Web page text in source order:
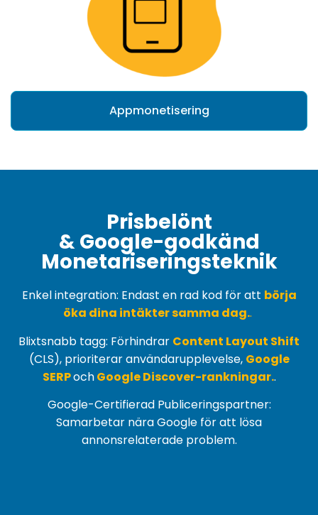
Appmonetisering
Prisbelönt
& Google-godkänd
Monetariseringsteknik
Enkel integration: Endast en rad kod för att börja
öka dina intäkter samma dag..
Blixtsnabb tagg: Förhindrar Content Layout Shift
(CLS), prioriterar användarupplevelse, Google
SERPochGoogle Discover-rankningar..
Google-Certifierad Publiceringspartner:
Samarbetar nära Google för att lösa
annonsrelaterade problem.